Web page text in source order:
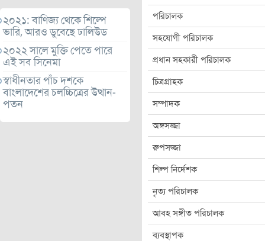
২০২১: বাণিজ্য থেকে শিল্পে
ভারি, আরও ডুবেছে ঢালিউড
২০২২ সালে মুক্তি পেতে পারে
এই সব সিনেমা
স্বাধীনতার পাঁচ দশকে
বাংলাদেশের চলচ্চিত্রের উত্থান-
পতন
পরিচালক
সহযোগী পরিচালক
প্রধান সহকারী পরিচালক
চিত্রগ্রাহক
সম্পাদক
অঙ্গসজ্জা
রুপসজ্জা
শিল্প নির্দেশক
নৃত্য পরিচালক
আবহ সঙ্গীত পরিচালক
ব্যবস্থাপক